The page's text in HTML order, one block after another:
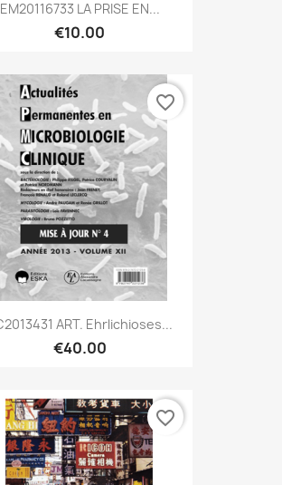
EM20116733 LA PRISE EN...
€10.00
ART. Ehrlichioses...
€40.00
favorite_border
favorite_border